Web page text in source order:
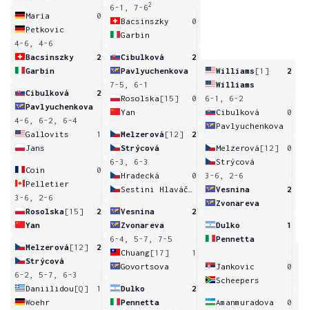
Maria
0
Petkovic
4-6, 4-6
Bacsinszky
2
Garbin
Cibulková
2
Pavlyuchenkova
4-6, 6-2, 6-4
Gallovits
1
Jans
Coin
0
Pelletier
3-6, 2-6
Rosolska[15]
2
Yan
Melzerová[12]
2
Strýcová
6-2, 5-7, 6-3
Daniilidou [Q]
1
Woehr
6-1, 7-62
Bacsinszky
0
Garbin
Cibulková
2
Pavlyuchenkova
7-5, 6-1
Rosolska [15]
0
Yan
Melzerová[12]
2
Strýcová
6-3, 6-3
Hradecká
0
Vesnina
2
Zvonareva
6-4, 5-7, 7-5
Chuang[17]
1
Govortsova
Dulko
2
Pennetta
Williams [1]
2
Williams
6-1, 6-2
Cibulková
0
Pavlyuchenkova
Melzerová [12]
0
Strýcová
3-6, 2-6
Vesnina
2
Zvonareva
Dulko
1
Pennetta
Jankovic
0
Scheepers
Amanmuradova
0